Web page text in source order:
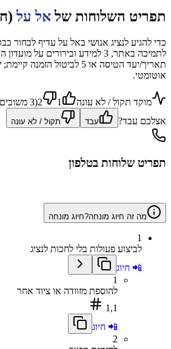
תפריט השלוחות של אל על
אוטומטי.
מוקד תקול / לא עונה 1
2
(
3 משובים
אצלכם עבד?
עבד תקול / לא עונה
תפריט שלוחות בטלפון
מה זה חיוג מונחה?חיוג מונחה
1
לביצוע פעולות בלי לחכות לנציג
📲 חיוג
1
להוספת מזוודה או ציוד אחר
1,1
📲 חיוג
2